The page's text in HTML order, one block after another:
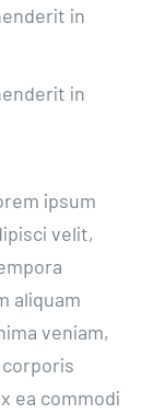
in
in
ipsum
velit,
aliquam
veniam,
ea commodi